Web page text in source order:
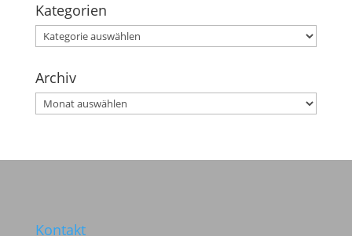
Kategorien
Kategorien
Archiv
Archiv
Kontakt